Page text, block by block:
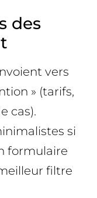
des
vers
» (tarifs,
cas).
si
formulaire
filtre